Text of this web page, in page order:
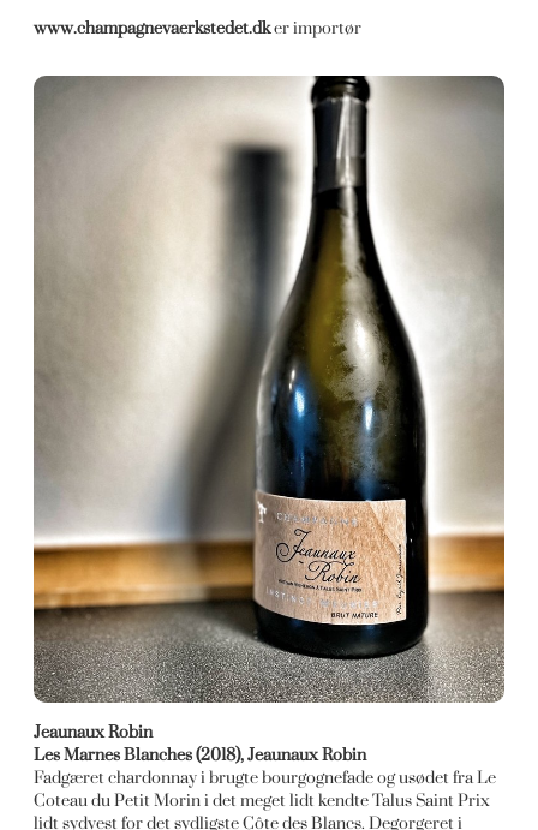
www.champagnevaerkstedet.dker importør
Jeaunaux Robin
Les Marnes Blanches (2018), Jeaunaux Robin
Fadgæret chardonnay i brugte bourgognefade og usødet fra Le
Coteau du Petit Morin i det meget lidt kendte Talus Saint Prix
lidt sydvest for det sydligste Côte des Blancs. Degorgeret i